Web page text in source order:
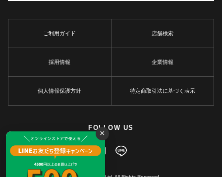
×
ご利用ガイド 店舗検索
採用情報 企業情報
個人情報保護方針 特定商取引法に基づく表示
FOLLOW US